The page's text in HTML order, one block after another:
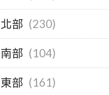
北部 (230)
南部 (104)
東部 (161)